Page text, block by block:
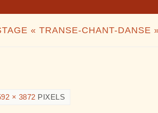
« TRANSE-CHANT-DANSE
× 3872 PIXELS